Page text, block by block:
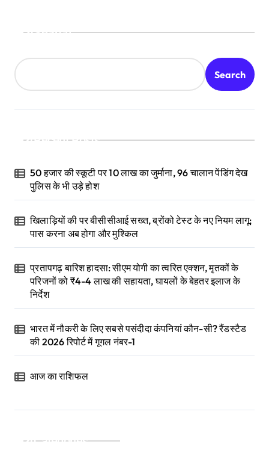
Search
Search
Recent Posts
50 हजार की स्कूटी पर 10 लाख का जुर्माना, 96 चालान पेंडिंग देख
पुलिस के भी उड़े होश
खिलाड़ियों की पर बीसीसीआई सख्त, ब्रोंको टेस्ट के नए नियम लागू;
पास करना अब होगा और मुश्किल
प्रतापगढ़ बारिश हादसा: सीएम योगी का त्वरित एक्शन, मृतकों के
परिजनों को ₹4-4 लाख की सहायता, घायलों के बेहतर इलाज के
निर्देश
भारत में नौकरी के लिए सबसे पसंदीदा कंपनियां कौन-सी? रैंडस्टैड
की 2026 रिपोर्ट में गूगल नंबर-1
आज का राशिफल
Categories